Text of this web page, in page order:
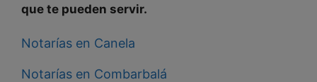
que te pueden servir.
Notarías en Canela
Notarías en Combarbalá